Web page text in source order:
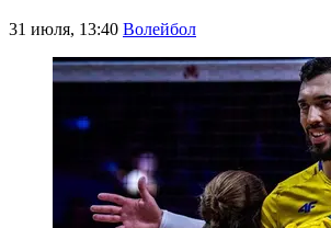
31 июля, 13:40 Волейбол